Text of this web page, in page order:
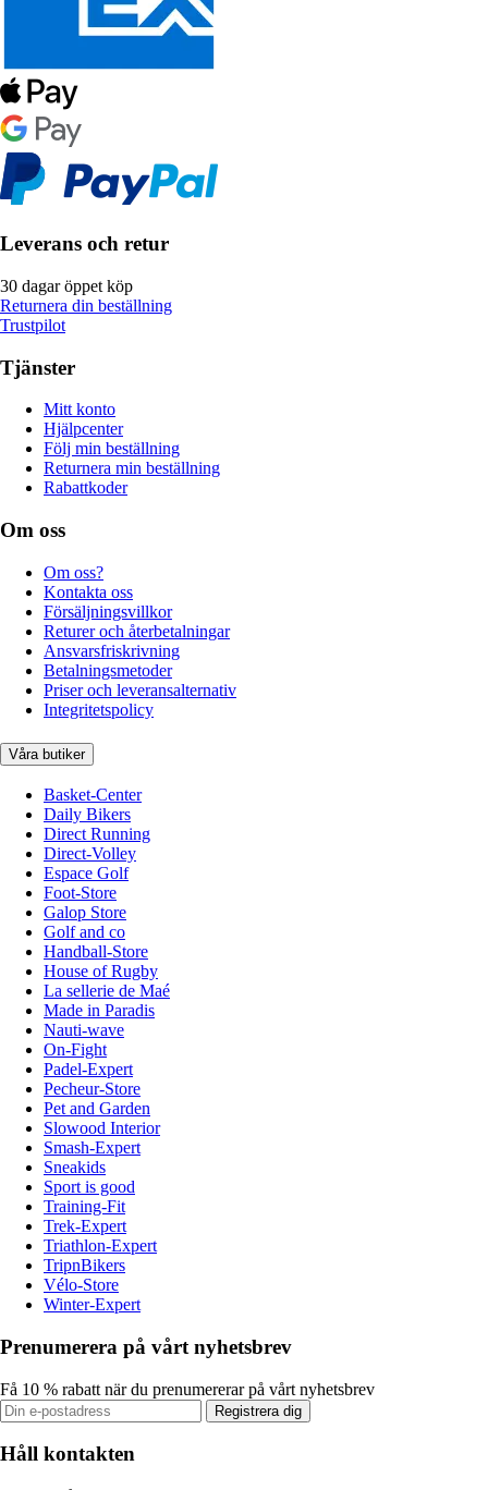
Leverans och retur
30 dagar öppet köp
Returnera din beställning
Trustpilot
Tjänster
Mitt konto
Hjälpcenter
Följ min beställning
Returnera min beställning
Rabattkoder
Om oss
Om oss?
Kontakta oss
Försäljningsvillkor
Returer och återbetalningar
Ansvarsfriskrivning
Betalningsmetoder
Priser och leveransalternativ
Integritetspolicy
Våra butiker
Basket-Center
Daily Bikers
Direct Running
Direct-Volley
Espace Golf
Foot-Store
Galop Store
Golf and co
Handball-Store
House of Rugby
La sellerie de Maé
Made in Paradis
Nauti-wave
On-Fight
Padel-Expert
Pecheur-Store
Pet and Garden
Slowood Interior
Smash-Expert
Sneakids
Sport is good
Training-Fit
Trek-Expert
Triathlon-Expert
TripnBikers
Vélo-Store
Winter-Expert
Prenumerera på vårt nyhetsbrev
Få 10 % rabatt när du prenumererar på vårt nyhetsbrev
Registrera dig
Håll kontakten